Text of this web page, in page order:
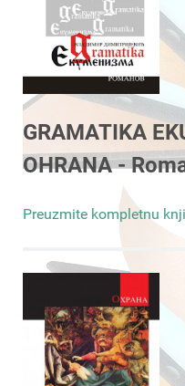
GRAMATIKA
OHRANA -
Preuzmite kompletnu